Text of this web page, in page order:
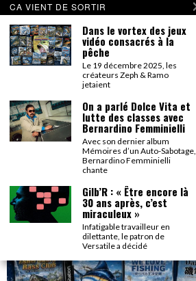
CA VIENT DE SORTIR
Dans le vortex des jeux
vidéo consacrés à la
pêche
Le 19 décembre 2025, les
créateurs Zeph & Ramo
jetaient
On a parlé Dolce Vita et
lutte des classes avec
Bernardino Femminielli
Avec son dernier album
Mémoires d’un Auto-Sabotage,
Bernardino Femminielli
chante
Gilb’R : « Être encore là
30 ans après, c’est
miraculeux »
Infatigable travailleur en
dilettante, le patron de
Versatile a décidé